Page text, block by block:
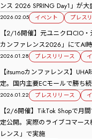
ンス 2026 SPRING Day1」が
2026.02.05 イベント プレス
【2/16開催】元ユニクロCIO
カンファレンス2026」にてAI
2026.01.28 プレスリリース
【itsumoカンファレンス】
定。国内主要ECモールで勝ち
2026.01.22 プレスリリース
【2/6開催】TikTok Shopで月
定公開。実際のライブコマー
レンス」で実施